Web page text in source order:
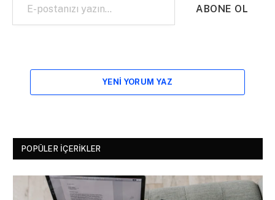
ABONE OL
YENI YORUM YAZ
POPÜLER İÇERIKLER